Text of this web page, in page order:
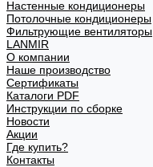
Настенные кондиционеры
Потолочные кондиционеры
Фильтрующие вентиляторы
LANMIR
О компании
Наше производство
Сертификаты
Каталоги PDF
Инструкции по сборке
Новости
Акции
Где купить?
Контакты